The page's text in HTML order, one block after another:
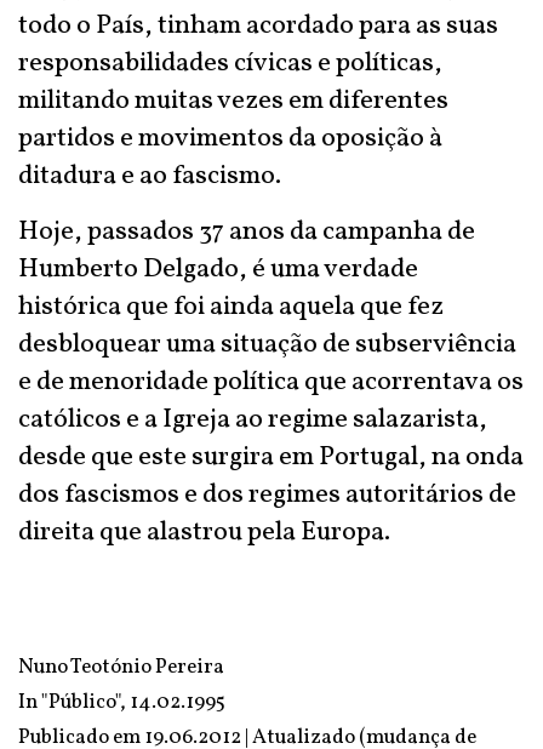
todo o País, tinham acordado para as suas
responsabilidades cívicas e políticas,
militando muitas vezes em diferentes
partidos e movimentos da oposição à
ditadura e ao fascismo.
Hoje, passados 37 anos da campanha de
Humberto Delgado, é uma verdade
histórica que foi ainda aquela que fez
desbloquear uma situação de subserviência
e de menoridade política que acorrentava os
católicos e a Igreja ao regime salazarista,
desde que este surgira em Portugal, na onda
dos fascismos e dos regimes autoritários de
direita que alastrou pela Europa.
Nuno Teotónio Pereira
In "Público", 14.02.1995
Publicado em 19.06.2012 | Atualizado (mudança de